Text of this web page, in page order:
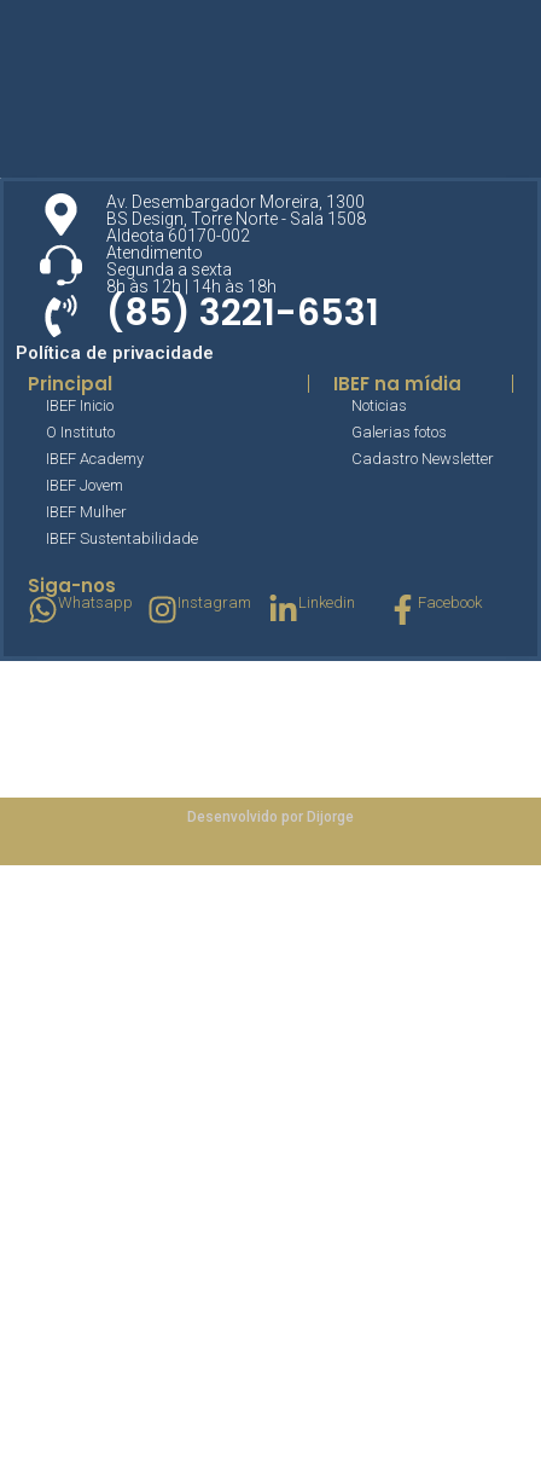
Av. Desembargador Moreira, 1300
BS Design, Torre Norte - Sala 1508
Aldeota 60170-002
Atendimento
Segunda a sexta
8h às 12h | 14h às 18h
(85) 3221-6531
Política de privacidade
Principal
IBEF Inicio
O Instituto
IBEF Academy
IBEF Jovem
IBEF Mulher
IBEF Sustentabilidade
IBEF na mídia
Noticias
Galerias fotos
Cadastro Newsletter
Siga-nos
Whatsapp Instagram Linkedin Facebook
Desenvolvido por Dijorge